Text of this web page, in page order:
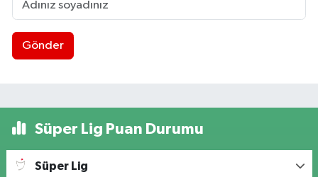
Gönder
Süper Lig Puan Durumu
Süper Lig